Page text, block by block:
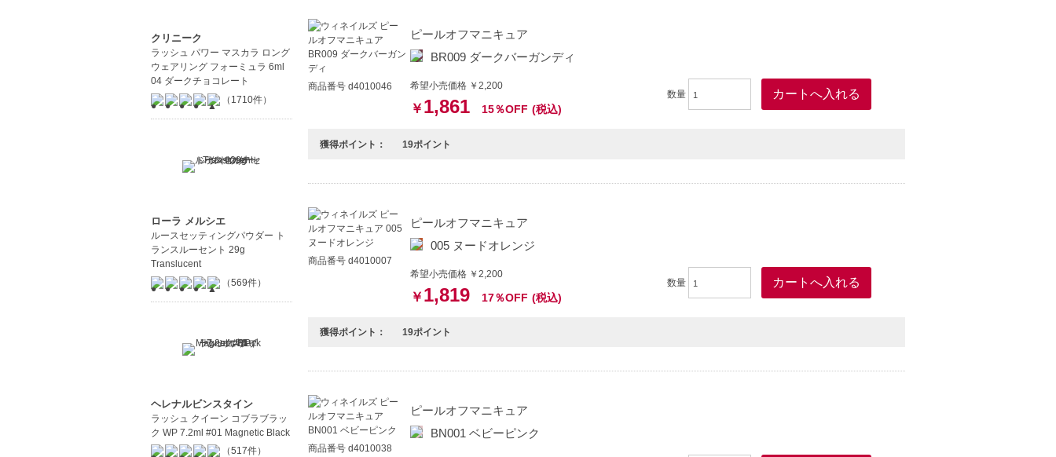
美しいツヤと発色-従来のマニキュアでは実現できなかった究極のツヤ、成分の50%以上が水です。
安心の成分-無臭で敏感肌の方や子供、妊娠中の方にも使用できる優しい処方です。
【こんな方へおすすめ】
忙しい毎日で手軽にネイルを楽しみたい方。
爪の健康を気遣いながら美しさを追求する方。
商品番号 d4010046
ピールオフマニキュア
BR009 ダークバーガンディ
希望小売価格 ￥2,200
￥ 1,861 15％OFF (税込)
数量
獲得ポイント： 19ポイント
商品番号 d4010007
ピールオフマニキュア
005 ヌードオレンジ
希望小売価格 ￥2,200
￥ 1,819 17％OFF (税込)
数量
獲得ポイント： 19ポイント
商品番号 d4010038
ピールオフマニキュア
BN001 ベビーピンク
クリニーク
ラッシュ パワー マスカラ ロング
ウェアリング フォーミュラ 6ml
04 ダークチョコレート
（1710件）
ローラ メルシエ
ルースセッティングパウダー ト
ランスルーセント 29g
Translucent
（569件）
ヘレナルビンスタイン
ラッシュ クイーン コブラブラッ
ク WP 7.2ml #01 Magnetic Black
（517件）